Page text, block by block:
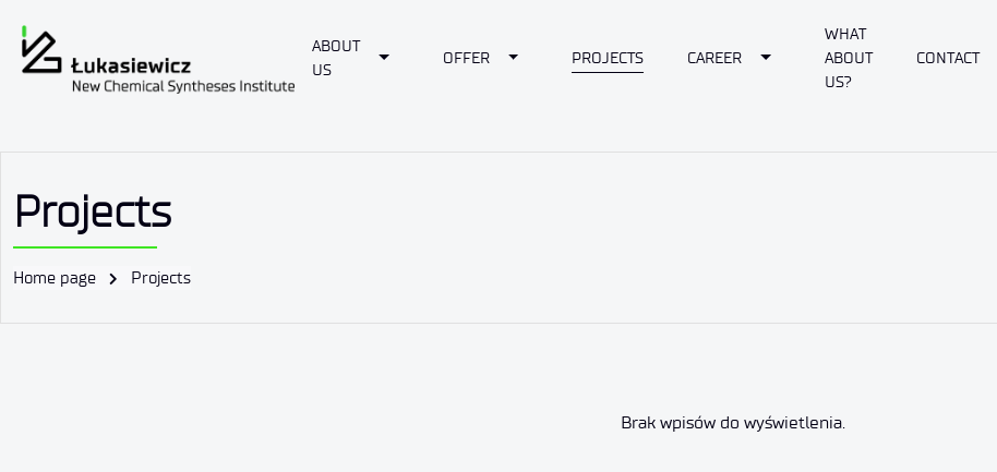
ABOUT
US
Toggle Dropdown
OFFER Toggle Dropdown
PROJECTS CAREER Toggle Dropdown
WHAT
ABOUT
US?
CONTACT
Projects
Home page Projects
Brak wpisów do wyświetlenia.